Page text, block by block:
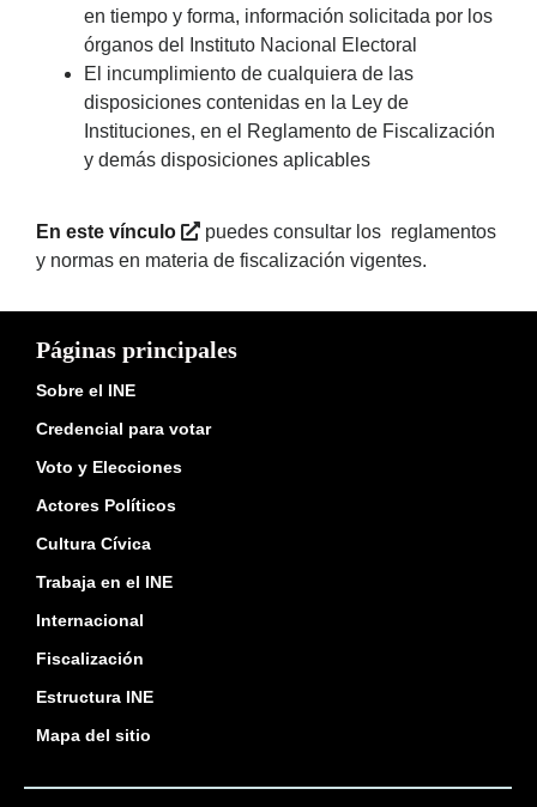
en tiempo y forma, información solicitada por los
órganos del Instituto Nacional Electoral
El incumplimiento de cualquiera de las
disposiciones contenidas en la Ley de
Instituciones, en el Reglamento de Fiscalización
y demás disposiciones aplicables
En este vínculo
puedes consultar los reglamentos
y normas en materia de fiscalización vigentes.
Páginas principales
Sobre el INE
Credencial para votar
Voto y Elecciones
Actores Políticos
Cultura Cívica
Trabaja en el INE
Internacional
Fiscalización
Estructura INE
Mapa del sitio